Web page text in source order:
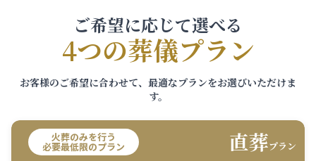
ご希望に応じて選べる
4つの葬儀プラン
お客様のご希望に合わせて、最適なプランをお選びいただけま
す。
火葬のみを行う
必要最低限のプラン 直葬プラン